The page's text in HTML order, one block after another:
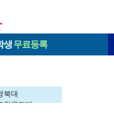
생무료등록
북대
항공과대